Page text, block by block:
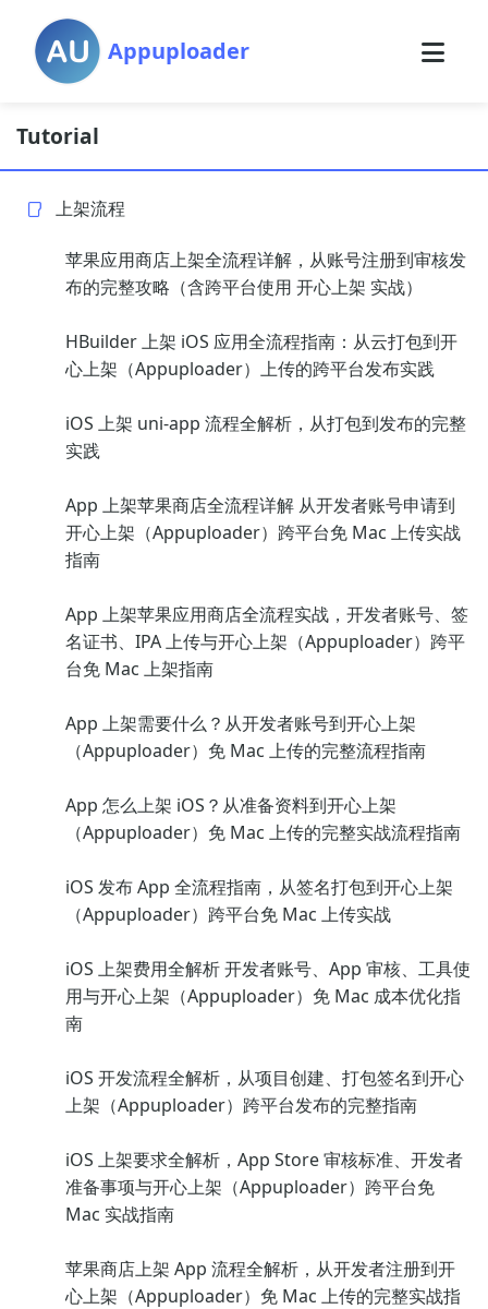
Appuploader
Tutorial
上架流程
苹果应用商店上架全流程详解，从账号注册到审核发
布的完整攻略（含跨平台使用 开心上架 实战）
HBuilder 上架 iOS 应用全流程指南：从云打包到开
心上架（Appuploader）上传的跨平台发布实践
iOS 上架 uni-app 流程全解析，从打包到发布的完整
实践
App 上架苹果商店全流程详解 从开发者账号申请到
开心上架（Appuploader）跨平台免 Mac 上传实战
指南
App 上架苹果应用商店全流程实战，开发者账号、签
名证书、IPA 上传与开心上架（Appuploader）跨平
台免 Mac 上架指南
App 上架需要什么？从开发者账号到开心上架
（Appuploader）免 Mac 上传的完整流程指南
App 怎么上架 iOS？从准备资料到开心上架
（Appuploader）免 Mac 上传的完整实战流程指南
iOS 发布 App 全流程指南，从签名打包到开心上架
（Appuploader）跨平台免 Mac 上传实战
iOS 上架费用全解析 开发者账号、App 审核、工具使
用与开心上架（Appuploader）免 Mac 成本优化指
南
iOS 开发流程全解析，从项目创建、打包签名到开心
上架（Appuploader）跨平台发布的完整指南
iOS 上架要求全解析，App Store 审核标准、开发者
准备事项与开心上架（Appuploader）跨平台免
Mac 实战指南
苹果商店上架 App 流程全解析，从开发者注册到开
心上架（Appuploader）免 Mac 上传的完整实战指